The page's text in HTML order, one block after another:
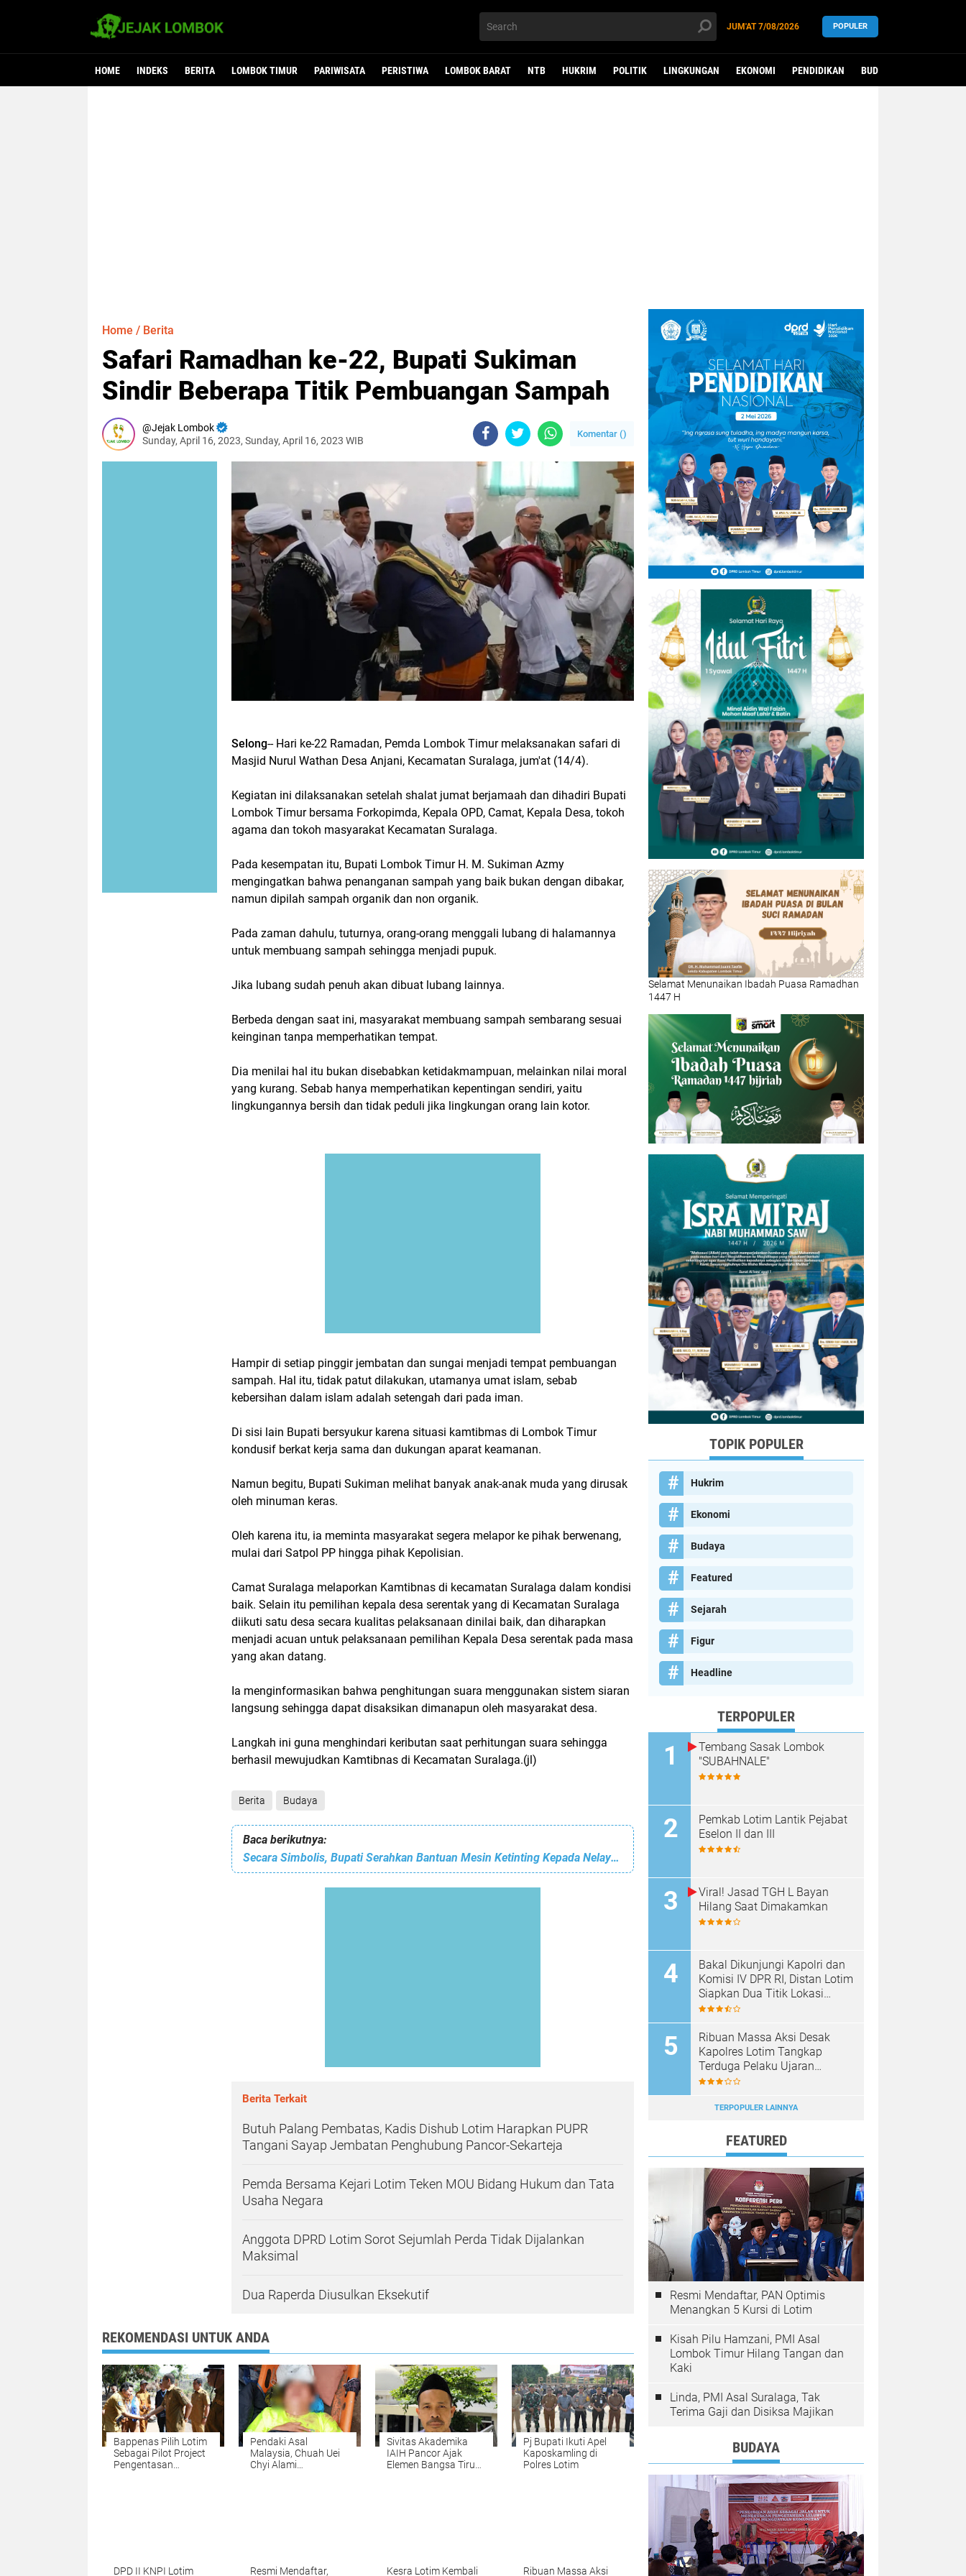
JUM'AT7/08/2026 POPULER
HOME INDEKS BERITA LOMBOK TIMUR PARIWISATA PERISTIWA LOMBOK BARAT NTB HUKRIM POLITIK LINGKUNGAN EKONOMI PENDIDIKAN BUDAYA
Home / Berita
Safari Ramadhan ke-22, Bupati Sukiman
Sindir Beberapa Titik Pembuangan Sampah
Jejak Lombok
Sunday, April 16, 2023, Sunday, April 16, 2023 WIB
Komentar ()
Selong-- Hari ke-22 Ramadan, Pemda Lombok Timur melaksanakan safari di
Masjid Nurul Wathan Desa Anjani, Kecamatan Suralaga, jum'at (14/4).
Kegiatan ini dilaksanakan setelah shalat jumat berjamaah dan dihadiri Bupati
Lombok Timur bersama Forkopimda, Kepala OPD, Camat, Kepala Desa, tokoh
agama dan tokoh masyarakat Kecamatan Suralaga.
Pada kesempatan itu, Bupati Lombok Timur H. M. Sukiman Azmy
mengingatkan bahwa penanganan sampah yang baik bukan dengan dibakar,
namun dipilah sampah organik dan non organik.
Pada zaman dahulu, tuturnya, orang-orang menggali lubang di halamannya
untuk membuang sampah sehingga menjadi pupuk.
Jika lubang sudah penuh akan dibuat lubang lainnya.
Berbeda dengan saat ini, masyarakat membuang sampah sembarang sesuai
keinginan tanpa memperhatikan tempat.
Dia menilai hal itu bukan disebabkan ketidakmampuan, melainkan nilai moral
yang kurang. Sebab hanya memperhatikan kepentingan sendiri, yaitu
lingkungannya bersih dan tidak peduli jika lingkungan orang lain kotor.
Hampir di setiap pinggir jembatan dan sungai menjadi tempat pembuangan
sampah. Hal itu, tidak patut dilakukan, utamanya umat islam, sebab
kebersihan dalam islam adalah setengah dari pada iman.
Di sisi lain Bupati bersyukur karena situasi kamtibmas di Lombok Timur
kondusif berkat kerja sama dan dukungan aparat keamanan.
Namun begitu, Bupati Sukiman melihat banyak anak-anak muda yang dirusak
oleh minuman keras.
Oleh karena itu, ia meminta masyarakat segera melapor ke pihak berwenang,
mulai dari Satpol PP hingga pihak Kepolisian.
Camat Suralaga melaporkan Kamtibnas di kecamatan Suralaga dalam kondisi
baik. Selain itu pemilihan kepala desa serentak yang di Kecamatan Suralaga
diikuti satu desa secara kualitas pelaksanaan dinilai baik, dan diharapkan
menjadi acuan untuk pelaksanaan pemilihan Kepala Desa serentak pada masa
yang akan datang.
Ia menginformasikan bahwa penghitungan suara menggunakan sistem siaran
langsung sehingga dapat disaksikan dimanapun oleh masyarakat desa.
Langkah ini guna menghindari keributan saat perhitungan suara sehingga
berhasil mewujudkan Kamtibnas di Kecamatan Suralaga.(jl)
Berita Budaya
Baca berikutnya:
Secara Simbolis, Bupati Serahkan Bantuan Mesin Ketinting Kepada Nelayan
Berita Terkait
Butuh Palang Pembatas, Kadis Dishub Lotim Harapkan PUPR
Tangani Sayap Jembatan Penghubung Pancor-Sekarteja
Pemda Bersama Kejari Lotim Teken MOU Bidang Hukum dan Tata
Usaha Negara
Anggota DPRD Lotim Sorot Sejumlah Perda Tidak Dijalankan
Maksimal
Dua Raperda Diusulkan Eksekutif
REKOMENDASI UNTUK ANDA
Bappenas Pilih Lotim
Sebagai Pilot Project
Pengentasan
Pendaki Asal
Malaysia, Chuah Uei
Chyi Alami
Sivitas Akademika
IAIH Pancor Ajak
Elemen Bangsa Tiru
Pj Bupati Ikuti Apel
Kaposkamling di
Polres Lotim
DPD II KNPI Lotim Resmi Mendaftar, Kesra Lotim Kembali Ribuan Massa Aksi
Selamat Menunaikan Ibadah Puasa Ramadhan
1447 H
TOPIK POPULER
Hukrim
Ekonomi
Budaya
Featured
Sejarah
Figur
Headline
TERPOPULER
Tembang Sasak Lombok
"SUBAHNALE"
Pemkab Lotim Lantik Pejabat
Eselon II dan III
Viral! Jasad TGH L Bayan
Hilang Saat Dimakamkan
Bakal Dikunjungi Kapolri dan
Komisi IV DPR RI, Distan Lotim
Siapkan Dua Titik Lokasi
Panen Raya Bawang Putih
Ribuan Massa Aksi Desak
Kapolres Lotim Tangkap
Terduga Pelaku Ujaran
Kebencian Terhadap Bupati di
TERPOPULER LAINNYA
FEATURED
Resmi Mendaftar, PAN Optimis
Menangkan 5 Kursi di Lotim
Kisah Pilu Hamzani, PMI Asal
Lombok Timur Hilang Tangan dan
Kaki
Linda, PMI Asal Suralaga, Tak
Terima Gaji dan Disiksa Majikan
BUDAYA